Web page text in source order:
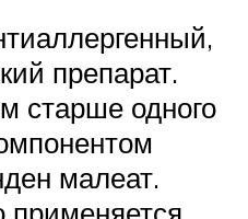
препарат.
старше одного
малеат.